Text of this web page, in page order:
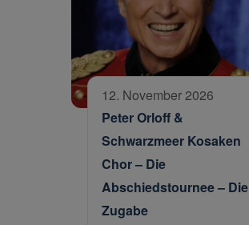
12. November 2026
Peter Orloff &
Schwarzmeer Kosaken
Chor – Die
Abschiedstournee – Die
Zugabe